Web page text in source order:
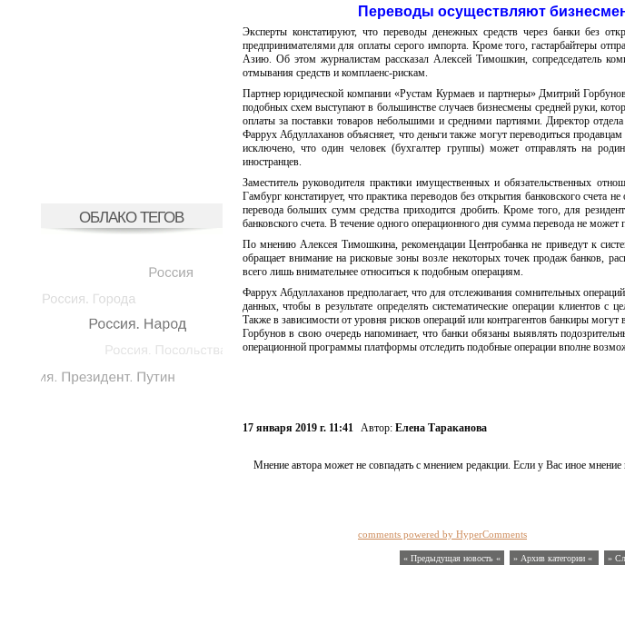
ОБЛАКО ТЕГОВ
Переводы осуществляют
Эксперты констатируют, что переводы денежных средств через банки без
предпринимателями для оплаты серого импорта. Кроме того, гастарбайтеры
Азию. Об этом журналистам рассказал Алексей Тимошкин, сопредседатель
отмывания средств и комплаенс-рискам.
Партнер юридической компании «Рустам Курмаев и партнеры» Дмитрий
подобных схем выступают в большинстве случаев бизнесмены средней руки,
оплаты за поставки товаров небольшими и средними партиями. Директор
Фаррух Абдуллаханов объясняет, что деньги также могут переводиться
исключено, что один человек (бухгалтер группы) может отправлять на
иностранцев.
Заместитель руководителя практики имущественных и обязательственных
Гамбург констатирует, что практика переводов без открытия банковского счета
перевода больших сумм средства приходится дробить. Кроме того, для
банковского счета. В течение одного операционного дня сумма перевода не
По мнению Алексея Тимошкина, рекомендации Центробанка не приведут к
обращает внимание на рисковые зоны возле некоторых точек продаж банков,
всего лишь внимательнее относиться к подобным операциям.
Фаррух Абдуллаханов предполагает, что для отслеживания сомнительных
данных, чтобы в результате определять систематические операции клиентов с
Также в зависимости от уровня рисков операций или контрагентов банкиры
Горбунов в свою очередь напоминает, что банки обязаны выявлять
операционной программы платформы отследить подобные операции вполне
17 января 2019 г. 11:41 Автор: Елена Тараканова
Мнение автора может не совпадать с мнением редакции. Если у Вас иное
comments powered by HyperComments
« Предыдущая новость « » Архив категории « »